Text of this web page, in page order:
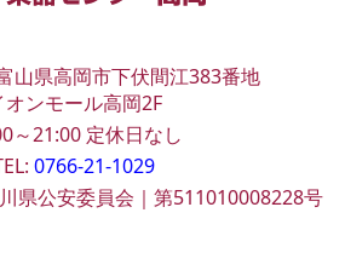
山県高岡市下伏間江383番地
オンモール高岡2F
～21:00 定休日なし
0766-21-1029
県公安委員会｜第511010008228号